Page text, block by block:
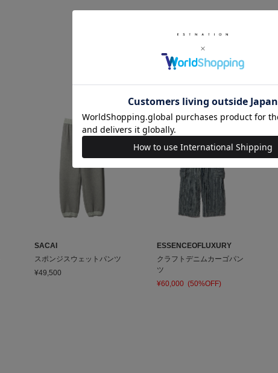
RELATED ITEM
SACAI
スポンジスウェットパンツ
¥49,500
ESSENCEOFLUXURY
クラフトデニムカーゴパン
ツ
¥60,000 (50%OFF)